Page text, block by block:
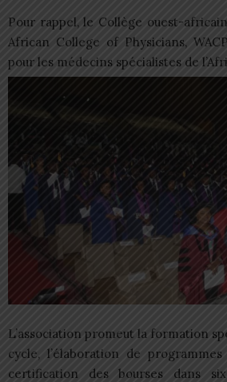
Pour rappel, le Collège ouest-
African College of Physicians,
pour les médecins spécialistes de
L’association promeut la formation
cycle, l’élaboration de
certification des bourses dans